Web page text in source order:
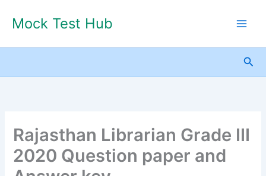
Mock Test Hub
Rajasthan Librarian Grade III
2020 Question paper and